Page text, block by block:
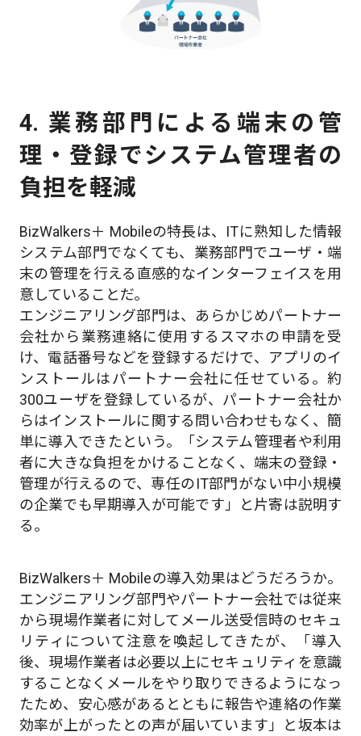
4. 業務部門による端末の管
理・登録でシステム管理者の
負担を軽減
BizWalkers＋ Mobileの特長は、ITに熟知した情報
システム部門でなくても、業務部門でユーザ・端
末の管理を行える直感的なインターフェイスを用
意していることだ。
エンジニアリング部門は、あらかじめパートナー
会社から業務連絡に使用するスマホの申請を受
け、電話番号などを登録するだけで、アプリのイ
ンストールはパートナー会社に任せている。約
300ユーザを登録しているが、パートナー会社か
らはインストールに関する問い合わせもなく、簡
単に導入できたという。「システム管理者や利用
者に大きな負担をかけることなく、端末の登録・
管理が行えるので、専任のIT部門がない中小規模
の企業でも早期導入が可能です」と片寄は説明す
る。
BizWalkers＋ Mobileの導入効果はどうだろうか。
エンジニアリング部門やパートナー会社では従来
から現場作業者に対してメール送受信時のセキュ
リティについて注意を喚起してきたが、「導入
後、現場作業者は必要以上にセキュリティを意識
することなくメールをやり取りできるようになっ
たため、安心感があるとともに報告や連絡の作業
効率が上がったとの声が届いています」と坂本は